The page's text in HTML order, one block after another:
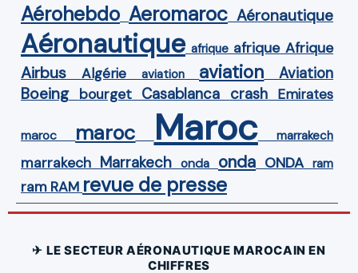
Aérohebdo Aeromaroc Aéronautique
Aéronautique afrique afrique Afrique
Airbus Algérie aviation aviation Aviation
Boeing bourget Casablanca crash Emirates
maroc maroc Maroc marrakech
marrakech Marrakech onda onda ONDA ram
ram RAM revue de presse
✈ LE SECTEUR AÉRONAUTIQUE MAROCAIN EN
CHIFFRES